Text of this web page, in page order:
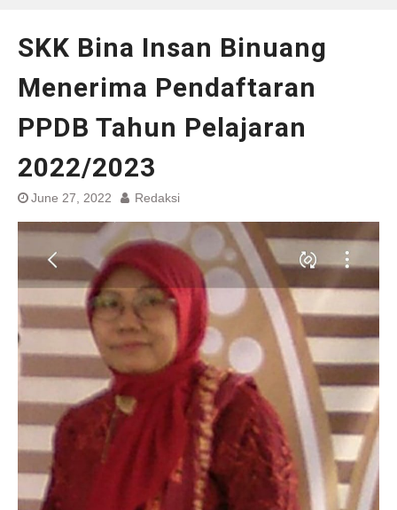
SKK Bina Insan Binuang
Menerima Pendaftaran
PPDB Tahun Pelajaran
2022/2023
June 27, 2022 Redaksi